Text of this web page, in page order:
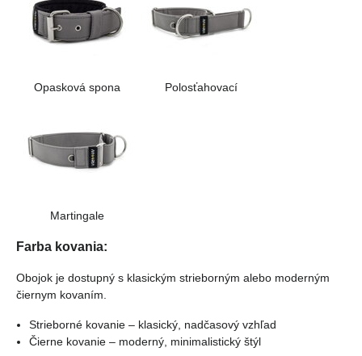
Opasková spona Polosťahovací
Martingale
Farba kovania:
Obojok je dostupný s klasickým strieborným alebo moderným
čiernym kovaním.
Strieborné kovanie – klasický, nadčasový vzhľad
Čierne kovanie – moderný, minimalistický štýl